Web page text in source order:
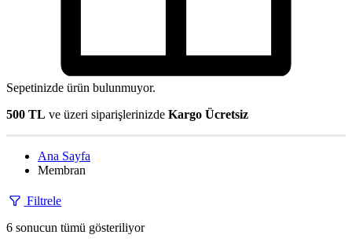
Sepetinizde ürün bulunmuyor.
500 TL ve üzeri siparişlerinizde Kargo Ücretsiz
Ana Sayfa
Membran
Filtrele
6 sonucun tümü gösteriliyor